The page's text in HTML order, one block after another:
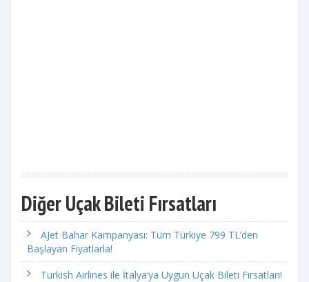
Diğer Uçak Bileti Fırsatları
AJet Bahar Kampanyası: Tüm Türkiye 799 TL’den
Başlayan Fiyatlarla!
Turkish Airlines ile İtalya’ya Uygun Uçak Bileti Fırsatları!